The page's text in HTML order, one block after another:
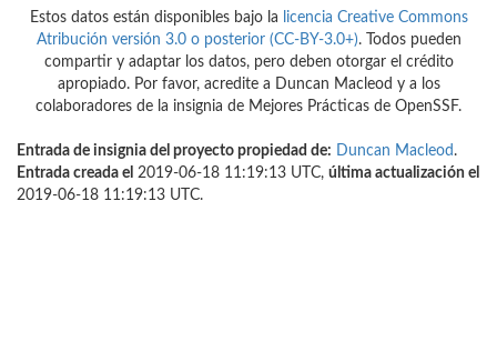
Estos datos están disponibles bajo la
licencia Creative Commons
Atribución versión 3.0 o posterior (CC-BY-3.0+). Todos pueden
compartir y adaptar los datos, pero deben otorgar el crédito
apropiado. Por favor, acredite a Duncan Macleod y a los
colaboradores de la insignia de Mejores Prácticas de OpenSSF.
Entrada de insignia del proyecto propiedad de: Duncan Macleod .
Entrada creada el 2019-06-18 11:19:13 UTC, última actualización el
2019-06-18 11:19:13 UTC.